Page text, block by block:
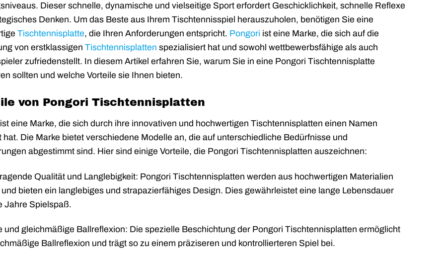
Dieser schnelle, dynamische und vielseitige Sport erfordert Geschicklichkeit, schnelle Reflexe
Denken. Um das Beste aus Ihrem Tischtennisspiel herauszuholen, benötigen Sie eine
Tischtennisplatte, die Ihren Anforderungen entspricht. Pongori ist eine Marke, die sich auf die
von erstklassigen Tischtennisplatten spezialisiert hat und sowohl wettbewerbsfähige als auch
zufriedenstellt. In diesem Artikel erfahren Sie, warum Sie in eine Pongori Tischtennisplatte
sollten und welche Vorteile sie Ihnen bieten.
von Pongori Tischtennisplatten
eine Marke, die sich durch ihre innovativen und hochwertigen Tischtennisplatten einen Namen
hat. Die Marke bietet verschiedene Modelle an, die auf unterschiedliche Bedürfnisse und
abgestimmt sind. Hier sind einige Vorteile, die Pongori Tischtennisplatten auszeichnen:
Qualität und Langlebigkeit: Pongori Tischtennisplatten werden aus hochwertigen Materialien
bieten ein langlebiges und strapazierfähiges Design. Dies gewährleistet eine lange Lebensdauer
Jahre Spielspaß.
und gleichmäßige Ballreflexion: Die spezielle Beschichtung der Pongori Tischtennisplatten ermöglicht
Ballreflexion und trägt so zu einem präziseren und kontrollierteren Spiel bei.